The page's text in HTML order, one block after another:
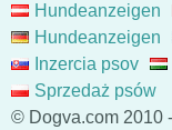
Hundeanzeigen
Hundeanzeigen
Inzercia psov
Sprzedaż psów
© Dogva.com 2010